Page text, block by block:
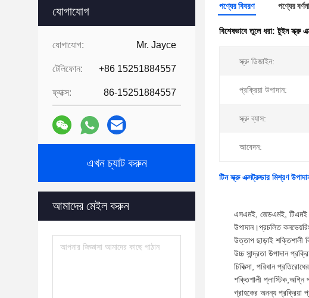
যোগাযোগ
যোগাযোগ: Mr. Jayce
টেলিফোন: +86 15251884557
ফ্যাক্স: 86-15251884557
এখন চ্যাট করুন
আমাদের মেইল করুন
পণ্যের বিবরণ পণ্যের বর্ণনা
বিশেষভাবে তুলে ধরা:টুইন স্ক্রু
স্ক্রু ডিজাইন:
প্রক্রিয়া উপাদান:
স্ক্রু ব্যাস:
আবেদন:
টিন স্ক্রু এক্সট্রুডার মিশ্রণ
এসএমই, জেডএমই, টিএমই
উপাদান।প্রচলিত
উত্তাপ ছাড়াই শক্তিশালী
উচ্চ সান্দ্রতা উপাদান
চিকিত্সা, পরিধান
শক্তিশালী প্লাস্টিক,অগ্নি
গ্রাহকের অনন্য প্রক্রিয়া